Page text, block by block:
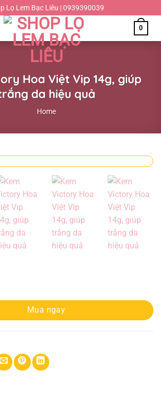
Lọ Lem Bạc Liêu | 0939390039
0
Hoa Việt Vip 14g, giúp
da hiệu quả
Home
Vip 14g, giúp trắng da hiệu quả quantity
Mua ngay